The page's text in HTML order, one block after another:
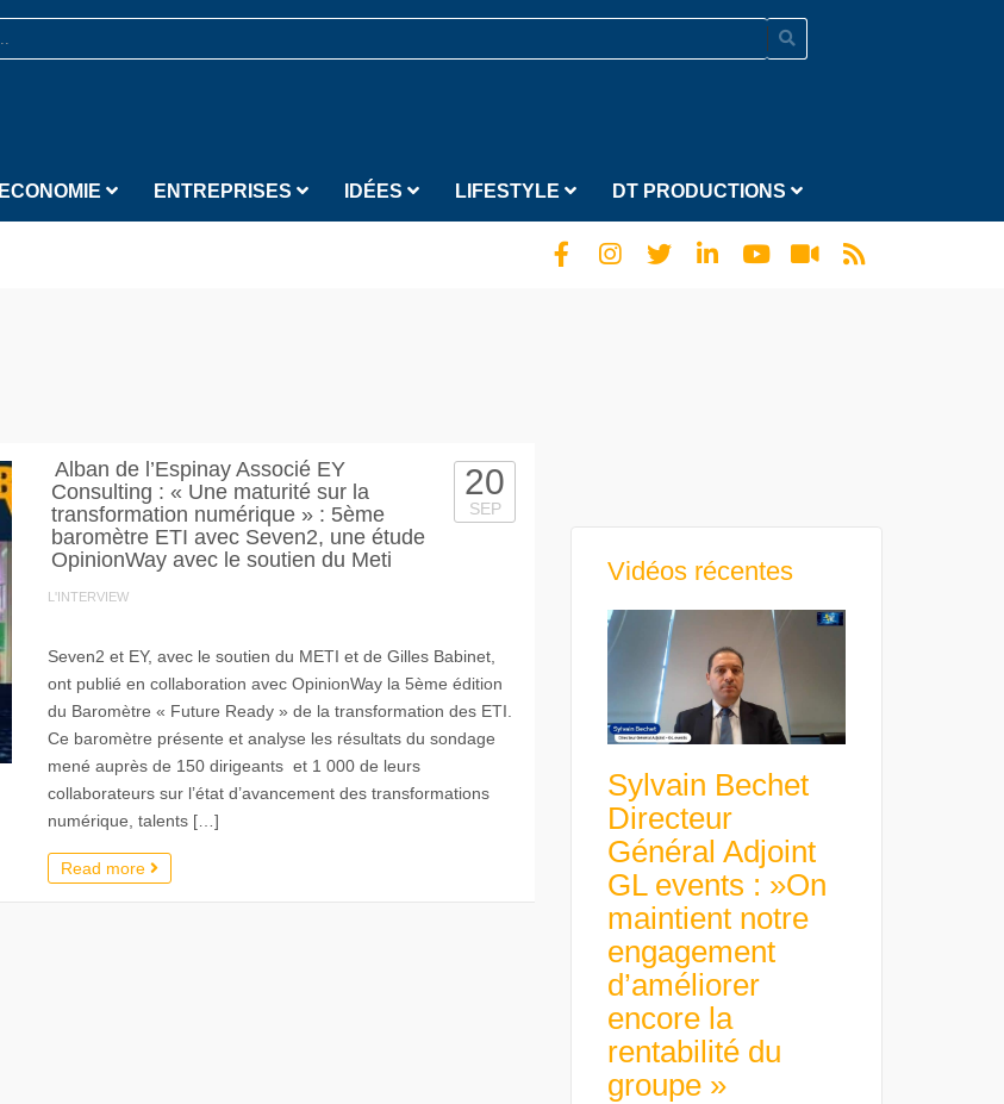
ECONOMIE ENTREPRISES IDÉES LIFESTYLE DT PRODUCTIONS
Alban de l’Espinay Associé EY
Consulting : « Une maturité sur la
transformation numérique » : 5ème
baromètre ETI avec Seven2, une étude
OpinionWay avec le soutien du Meti
L'INTERVIEW
20
SEP
Seven2 et EY, avec le soutien du METI et de Gilles Babinet,
ont publié en collaboration avec OpinionWay la 5ème édition
du Baromètre « Future Ready » de la transformation des ETI.
Ce baromètre présente et analyse les résultats du sondage
mené auprès de 150 dirigeants et 1 000 de leurs
collaborateurs sur l’état d’avancement des transformations
numérique, talents […]
Read more
Vidéos récentes
Sylvain Bechet
Directeur
Général Adjoint
GL events : »On
maintient notre
engagement
d’améliorer
encore la
rentabilité du
groupe »